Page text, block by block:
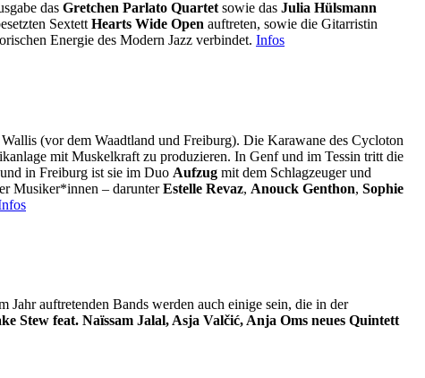
das Gretchen Parlato Quartet sowie das Julia Hülsmann
Sextett Hearts Wide Open auftreten, sowie die Gitarristin
Energie des Modern Jazz verbindet. Infos
(vor dem Waadtland und Freiburg). Die Karawane des Cycloton
mit Muskelkraft zu produzieren. In Genf und im Tessin tritt die
in Freiburg ist sie im Duo Aufzug mit dem Schlagzeuger und
Musiker*innen – darunterEstelle Revaz, Anouck Genthon, Sophie
Jahr auftretenden Bands werden auch einige sein, die in der
Stew feat. Naïssam Jalal, Asja Valčić, Anja Oms neues Quintett